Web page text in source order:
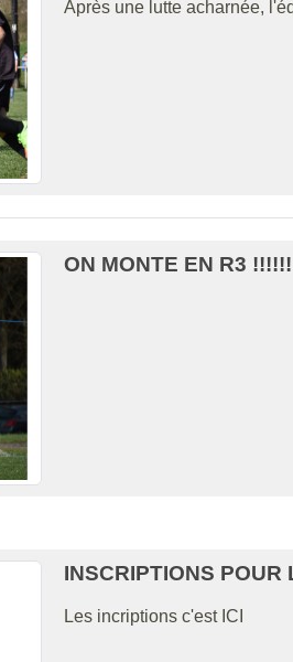
Après une lutte acharnée,
ON MONTE EN R3 !!!!!!
INSCRIPTIONS
Les incriptions c'est ICI